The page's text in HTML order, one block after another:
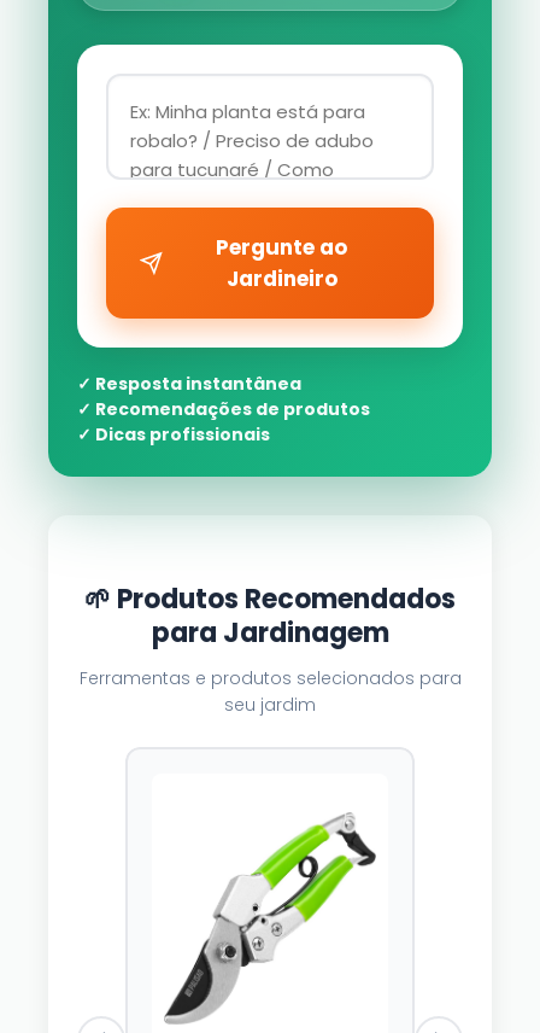
Pergunte ao
Jardineiro
✓ Resposta instantânea
✓ Recomendações de produtos
✓ Dicas profissionais
🌱 Produtos Recomendados
para Jardinagem
Ferramentas e produtos selecionados para
seu jardim